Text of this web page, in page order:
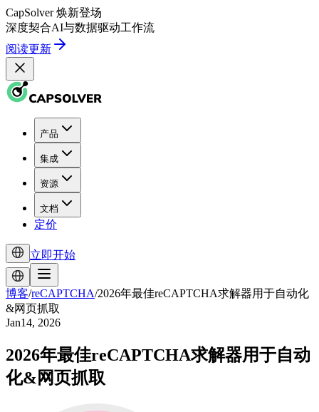
CapSolver 焕新登场
深度契合AI与数据驱动工作流
阅读更新
产品
集成
资源
文档
定价
立即开始
博客/reCAPTCHA/2026年最佳reCAPTCHA求解器用于自动化
&网页抓取
Jan14, 2026
2026年最佳reCAPTCHA求解器用于自动
化&网页抓取